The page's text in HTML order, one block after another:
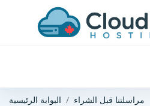
البوابة الرئيسية مراسلتنا قبل الشراء